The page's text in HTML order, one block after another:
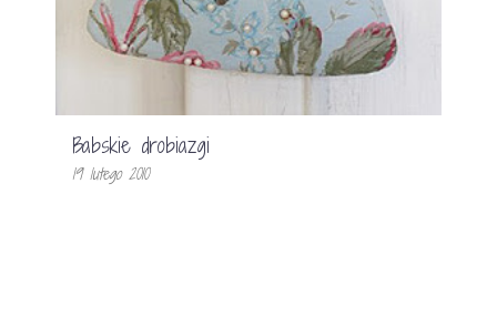
Babskie drobiazgi
19 lutego 2010